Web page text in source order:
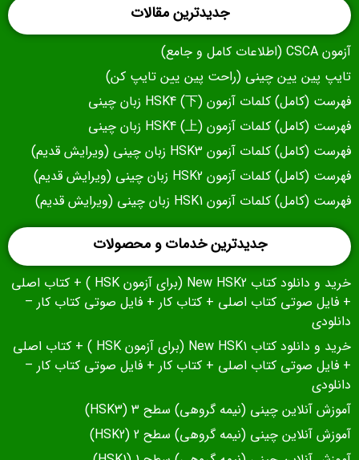
جدیدترین مقالات
آزمون CSCA (اطلاعات کامل و جامع)
تایپ پین یین چینی (راحت پین یین تایپ کن)
فهرست (کامل) کلمات آزمون (下) HSK4 زبان چینی
فهرست (کامل) کلمات آزمون (上) HSK4 زبان چینی
فهرست (کامل) کلمات آزمون HSK3 زبان چینی (ویرایش قدیم)
فهرست (کامل) کلمات آزمون HSK2 زبان چینی (ویرایش قدیم)
فهرست (کامل) کلمات آزمون HSK1 زبان چینی (ویرایش قدیم)
جدیدترین خدمات و محصولات
خرید و دانلود کتاب New HSK2 (برای آزمون HSK ) + کتاب اصلی
+ فایل صوتی کتاب اصلی + کتاب کار + فایل صوتی کتاب کار –
دانلودی
خرید و دانلود کتاب New HSK1 (برای آزمون HSK ) + کتاب اصلی
+ فایل صوتی کتاب اصلی + کتاب کار + فایل صوتی کتاب کار –
دانلودی
آموزش آنلاین چینی (نیمه گروهی) سطح 3 (HSK3)
آموزش آنلاین چینی (نیمه گروهی) سطح 2 (HSK2)